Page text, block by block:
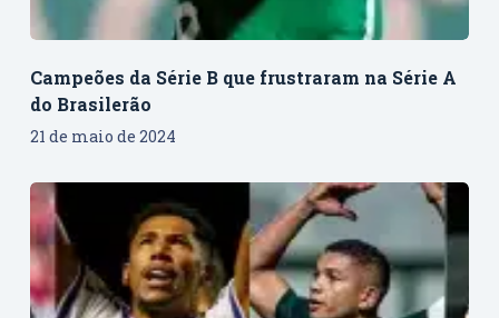
Campeões da Série B que frustraram na Série A
do Brasilerão
21 de maio de 2024